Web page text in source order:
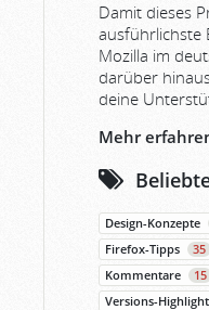
Damit dieses
ausführlichste
Mozilla im
darüber
deine
Mehr
Design-Konzepte
Firefox-Tipps
35
Kommentare
15
Versions-